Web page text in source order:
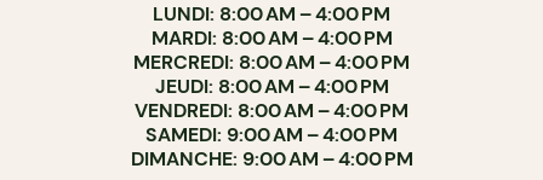
LUNDI: 8:00 AM – 4:00 PM
MARDI: 8:00 AM – 4:00 PM
MERCREDI: 8:00 AM – 4:00 PM
JEUDI: 8:00 AM – 4:00 PM
VENDREDI: 8:00 AM – 4:00 PM
SAMEDI: 9:00 AM – 4:00 PM
DIMANCHE: 9:00 AM – 4:00 PM